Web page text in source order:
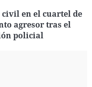
en el cuartel de
agresor tras el
policial